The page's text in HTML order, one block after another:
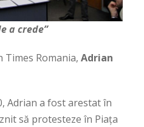
a crede”
Romania, Adrian
Adrian a fost arestat în
să protesteze în Piața